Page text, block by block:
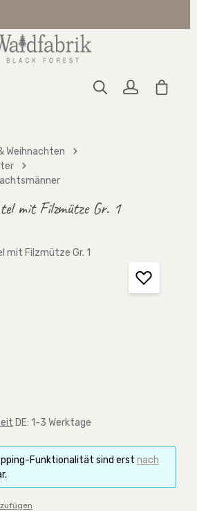
Weihnachten
mit Filzmütze Gr. 1
DE: 1-3 Werktage
Funktionalität sind erst nach